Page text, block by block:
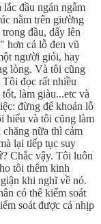
đầu ngán ngẫm
nằm trên giường
đầu, dấy lên
hơn cả lỗ đen vũ
người giỏi, hay
lòng. Và tôi cũng
đọc rất nhiều
làm giàu...etc và
đừng để khoản lỗ
hiểu và tôi cũng làm
nữa thì cảm
lại tiếp tục suy
Chắc vậy. Tôi luôn
tôi thêm kinh
khi nghĩ về nó.
có thể kiểm soát
soát được cả nhịp